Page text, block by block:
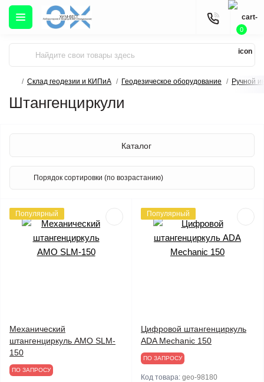
0
Склад геодезии и КИПиА Геодезическое оборудование Ручной
Штангенциркули
Каталог
Популярный
Механический
штангенциркуль AMO SLM-
150
ПО ЗАПРОСУ
Популярный
Цифровой штангенциркуль
ADA Mechanic 150
ПО ЗАПРОСУ
Код товара: geo-98180